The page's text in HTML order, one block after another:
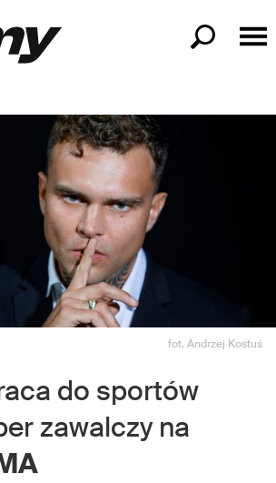
fot. Andrzej Kostuś
do sportów
zawalczy na